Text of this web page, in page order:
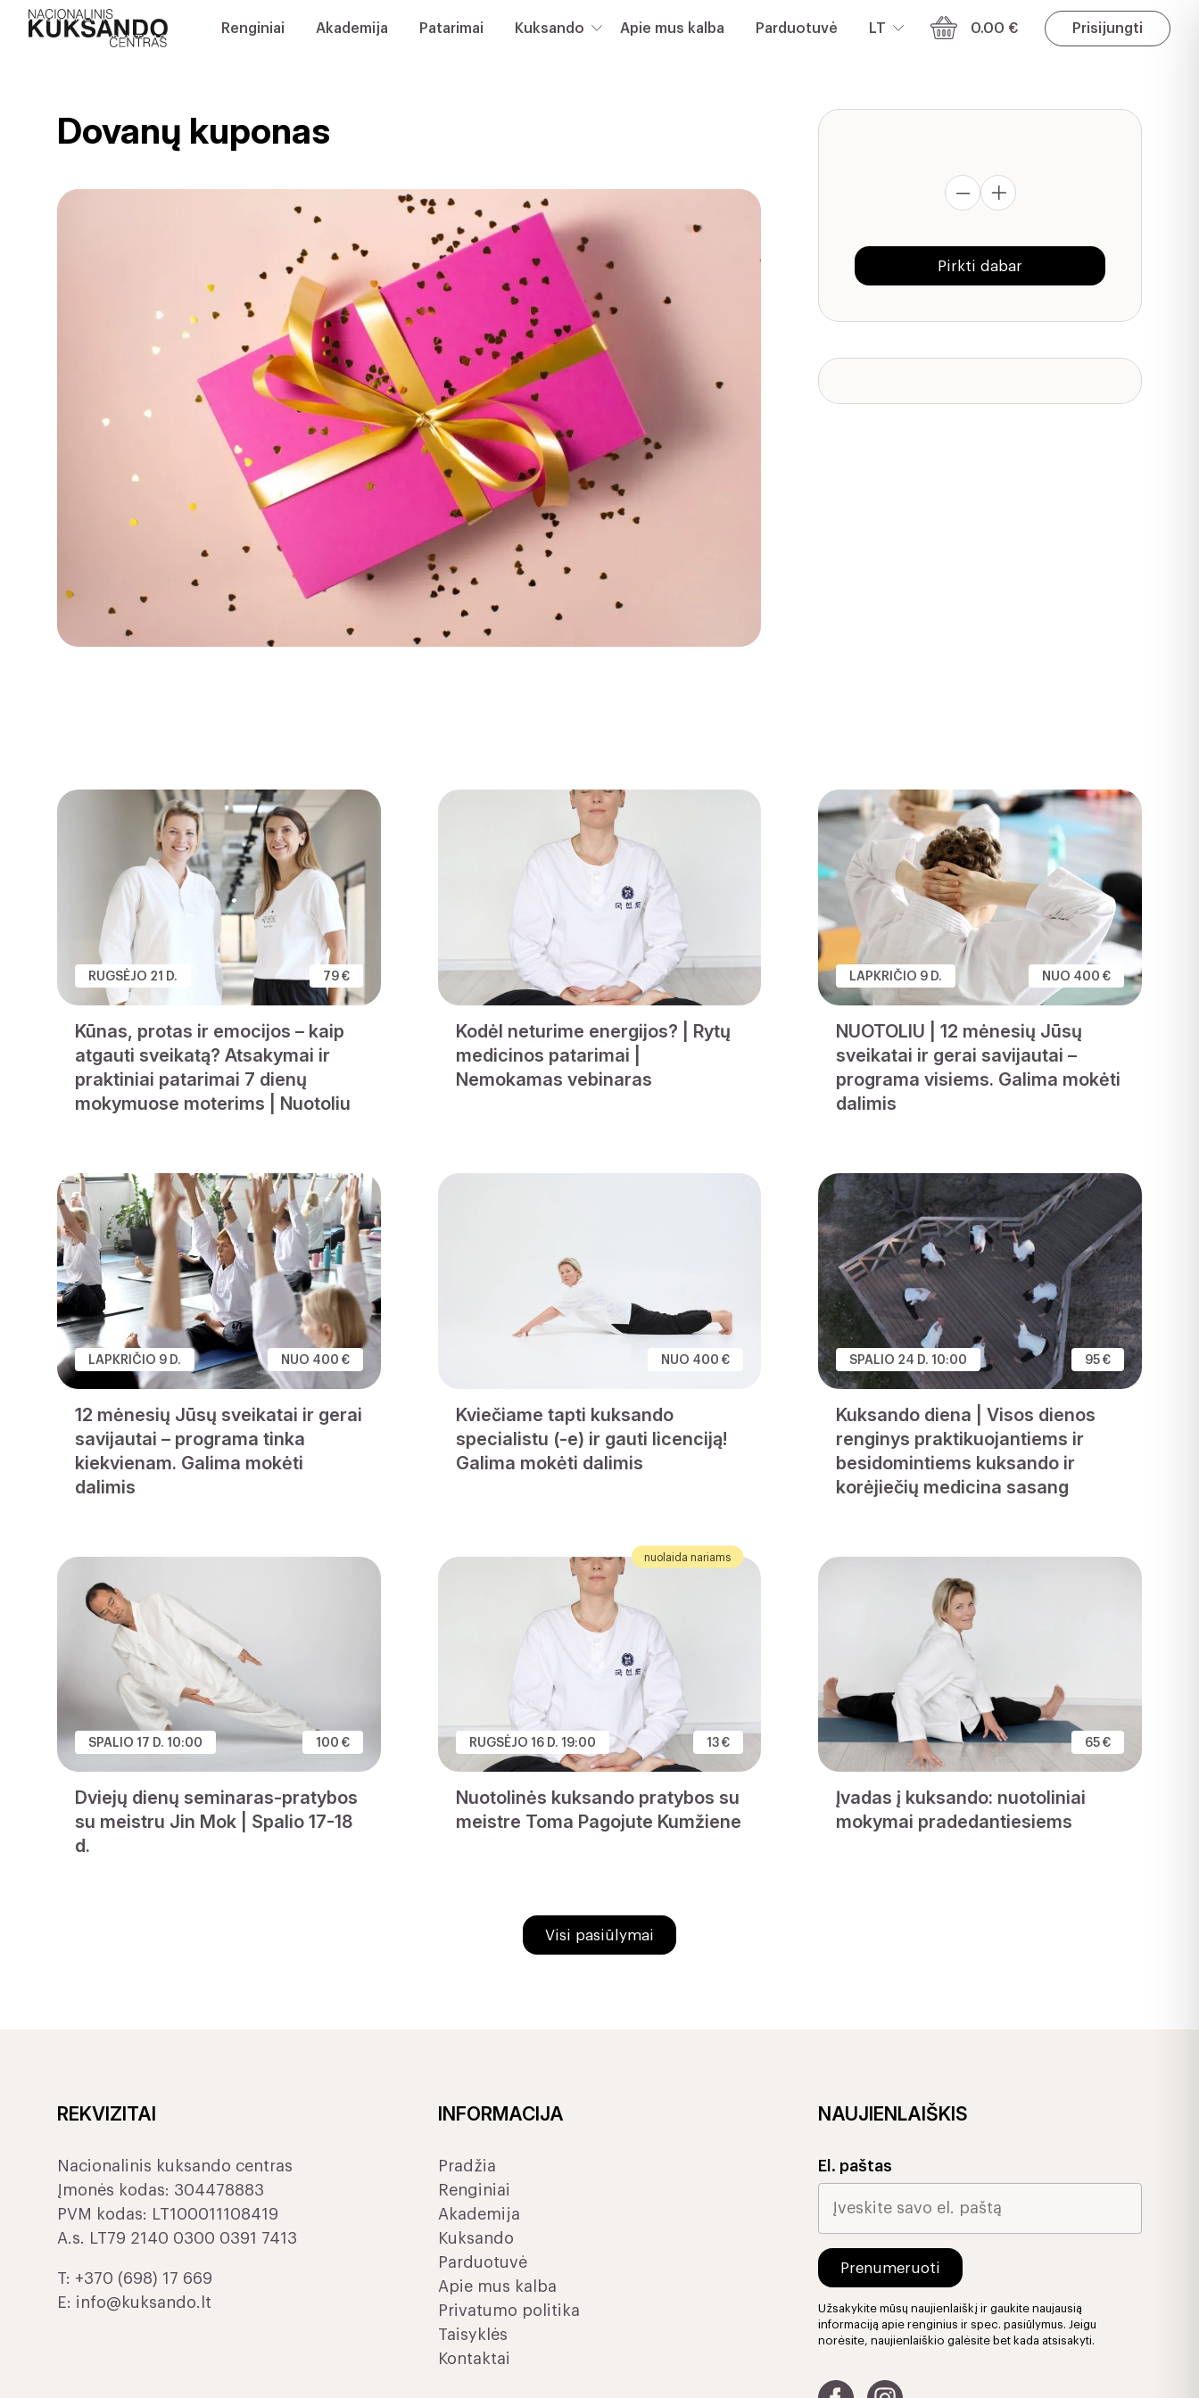
Renginiai Akademija Patarimai Kuksando Apie mus kalba Parduotuvė LT 0.00 € Prisijungti
Dovanų kuponas
produkto
Dovanų
kuponas
Pirkti dabar
RUGSĖJO 21 D. 79 €
Kūnas, protas ir emocijos – kaip
atgauti sveikatą? Atsakymai ir
praktiniai patarimai 7 dienų
mokymuose moterims | Nuotoliu
Kodėl neturime energijos? | Rytų
medicinos patarimai |
Nemokamas vebinaras
LAPKRIČIO 9 D. NUO 400 €
NUOTOLIU | 12 mėnesių Jūsų
sveikatai ir gerai savijautai –
programa visiems. Galima mokėti
dalimis
LAPKRIČIO 9 D. NUO 400 €
12 mėnesių Jūsų sveikatai ir gerai
savijautai – programa tinka
kiekvienam. Galima mokėti
dalimis
NUO 400 €
Kviečiame tapti kuksando
specialistu (-e) ir gauti licenciją!
Galima mokėti dalimis
SPALIO 24 D. 10:00 95 €
Kuksando diena | Visos dienos
renginys praktikuojantiems ir
besidomintiems kuksando ir
korėjiečių medicina sasang
SPALIO 17 D. 10:00 100 €
Dviejų dienų seminaras-pratybos
su meistru Jin Mok | Spalio 17-18
d.
nuolaida nariams
RUGSĖJO 16 D. 19:00 13 €
Nuotolinės kuksando pratybos su
meistre Toma Pagojute Kumžiene
65 €
Įvadas į kuksando: nuotoliniai
mokymai pradedantiesiems
Visi pasiūlymai
REKVIZITAI
Nacionalinis kuksando centras
Įmonės kodas: 304478883
PVM kodas: LT100011108419
A.s. LT79 2140 0300 0391 7413
T: +370 (698) 17 669
E: info@kuksando.lt
INFORMACIJA
Pradžia
Renginiai
Akademija
Kuksando
Parduotuvė
Apie mus kalba
Privatumo politika
Taisyklės
Kontaktai
NAUJIENLAIŠKIS
El. paštas
Užsakykite mūsų naujienlaiškį ir gaukite naujausią
informaciją apie renginius ir spec. pasiūlymus. Jeigu
norėsite, naujienlaiškio galėsite bet kada atsisakyti.